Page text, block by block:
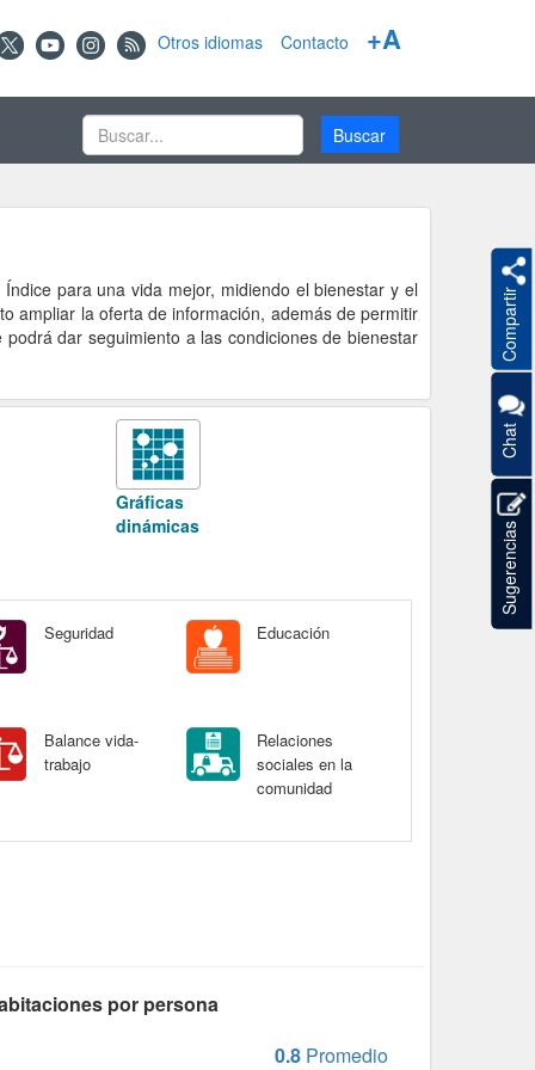
Otros idiomas Contacto +A
para una vida mejor, midiendo el bienestar y el
ampliar la oferta de información, además de permitir
dar seguimiento a las condiciones de bienestar
Gráficas
dinámicas
Seguridad Educación
Balance vida-
trabajo
Relaciones
sociales en la
comunidad
por persona
0.8 Promedio
Compartir
Chat
Sugerencias